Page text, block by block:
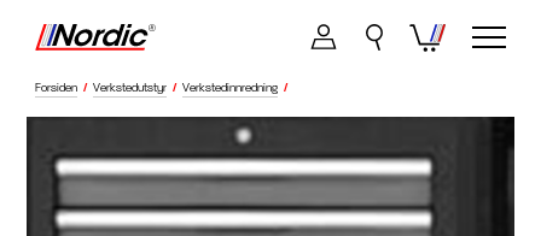
Forsiden / Verkstedutstyr / Verkstedinnredning /